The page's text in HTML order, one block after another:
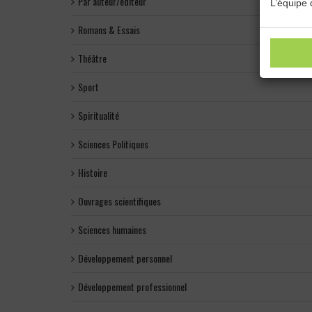
Romans & Essais
Théâtre
Sport
Spiritualité
Sciences Politiques
Histoire
Ouvrages scientifiques
Sciences humaines
Développement personnel
Développement professionnel